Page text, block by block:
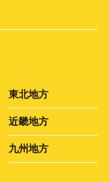
東北地方
近畿地方
九州地方